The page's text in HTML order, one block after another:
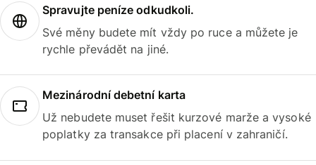
Spravujte peníze odkudkoli.
Své měny budete mít vždy po ruce a můžete je
rychle převádět na jiné.
Mezinárodní debetní karta
Už nebudete muset řešit kurzové marže a vysoké
poplatky za transakce při placení v zahraničí.